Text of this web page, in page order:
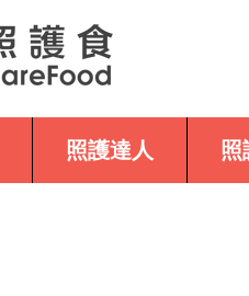
照護達人 照